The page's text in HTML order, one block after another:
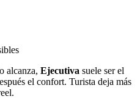
alcanza, Ejecutiva suele ser el
el confort. Turista deja más